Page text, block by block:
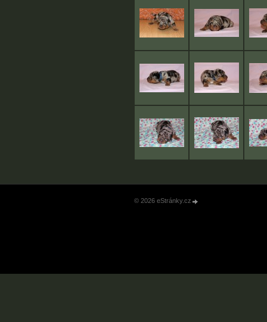
© 2026 eStránky.cz